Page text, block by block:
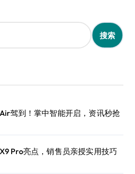
驾到！掌中智能开启，资讯秒抢
Pro亮点，销售员亲授实用技巧